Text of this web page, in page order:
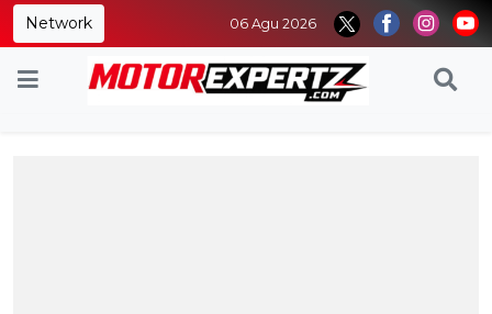
Network 06 Agu 2026